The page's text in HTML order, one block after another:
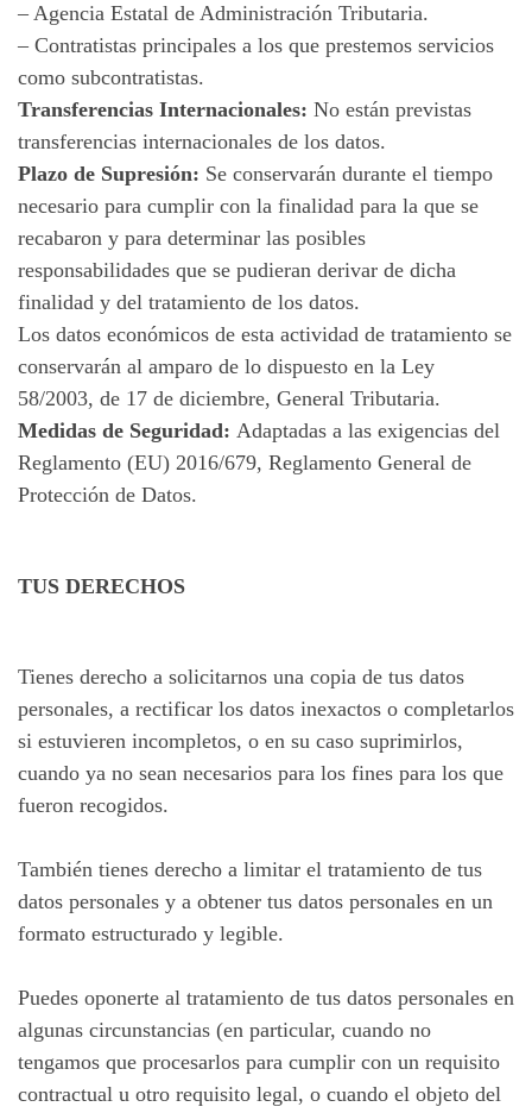
– Agencia Estatal de Administración Tributaria.
– Contratistas principales a los que prestemos servicios
como subcontratistas.
Transferencias Internacionales: No están previstas
transferencias internacionales de los datos.
Plazo de Supresión: Se conservarán durante el tiempo
necesario para cumplir con la finalidad para la que se
recabaron y para determinar las posibles
responsabilidades que se pudieran derivar de dicha
finalidad y del tratamiento de los datos.
Los datos económicos de esta actividad de tratamiento se
conservarán al amparo de lo dispuesto en la Ley
58/2003, de 17 de diciembre, General Tributaria.
Medidas de Seguridad: Adaptadas a las exigencias del
Reglamento (EU) 2016/679, Reglamento General de
Protección de Datos.
TUS DERECHOS
Tienes derecho a solicitarnos una copia de tus datos
personales, a rectificar los datos inexactos o completarlos
si estuvieren incompletos, o en su caso suprimirlos,
cuando ya no sean necesarios para los fines para los que
fueron recogidos.
También tienes derecho a limitar el tratamiento de tus
datos personales y a obtener tus datos personales en un
formato estructurado y legible.
Puedes oponerte al tratamiento de tus datos personales en
algunas circunstancias (en particular, cuando no
tengamos que procesarlos para cumplir con un requisito
contractual u otro requisito legal, o cuando el objeto del